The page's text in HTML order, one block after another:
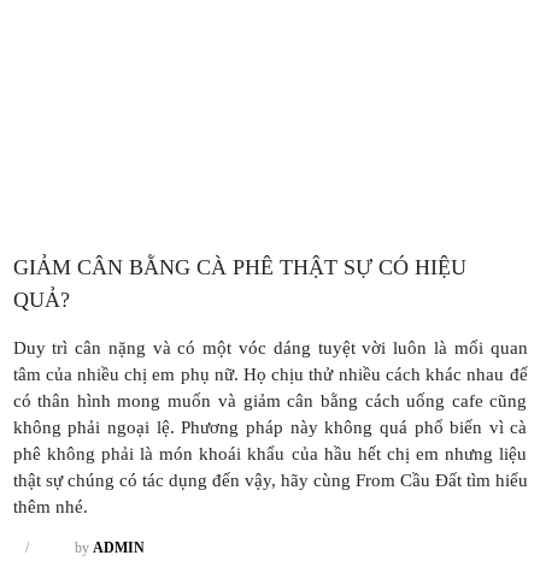
GIẢM CÂN BẰNG CÀ PHÊ THẬT SỰ CÓ HIỆU
QUẢ?
Duy trì cân nặng và có một vóc dáng tuyệt vời luôn là mối quan
tâm của nhiều chị em phụ nữ. Họ chịu thử nhiều cách khác nhau để
có thân hình mong muốn và giảm cân bằng cách uống cafe cũng
không phải ngoại lệ. Phương pháp này không quá phổ biến vì cà
phê không phải là món khoái khẩu của hầu hết chị em nhưng liệu
thật sự chúng có tác dụng đến vậy, hãy cùng From Cầu Đất tìm hiểu
thêm nhé.
/ by ADMIN